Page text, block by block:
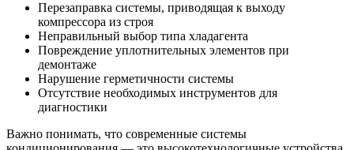
Перезаправка системы, приводящая к выходу
компрессора из строя
Неправильный выбор типа хладагента
Повреждение уплотнительных элементов при
демонтаже
Нарушение герметичности системы
Отсутствие необходимых инструментов для
диагностики
Важно понимать, что современные системы